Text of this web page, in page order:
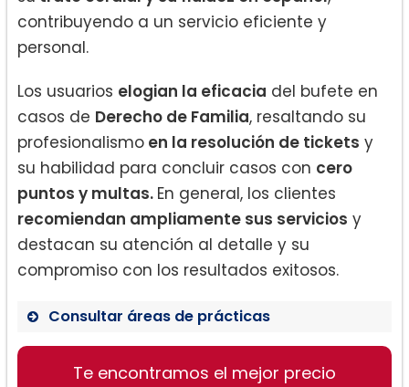
contribuyendo a un servicio eficiente y
personal.
Los usuarios elogian la eficacia del bufete en
casos de Derecho de Familia, resaltando su
profesionalismo en la resolución de tickets y
su habilidad para concluir casos con cero
puntos y multas. En general, los clientes
recomiendan ampliamente sus servicios y
destacan su atención al detalle y su
compromiso con los resultados exitosos.
Consultar áreas de prácticas
Derecho de Familia
Resolución de Tickets
Te encontramos el mejor precio